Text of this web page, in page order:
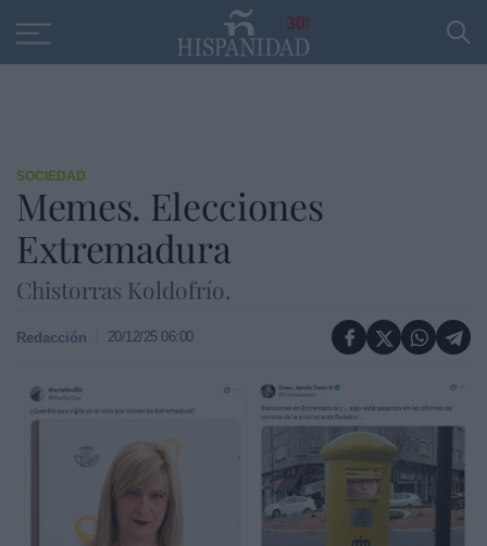
30
SOCIEDAD
Memes. Elecciones
Extremadura
Chistorras Koldofrío.
Redacción 20/12/25 06:00